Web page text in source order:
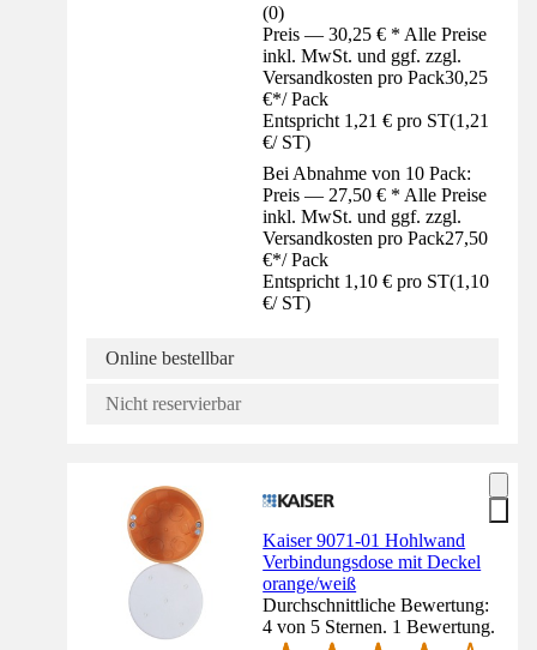
(0)
Preis — 30,25 € * Alle Preise
inkl. MwSt. und ggf. zzgl.
Versandkosten pro Pack30,25
€*/ Pack
Entspricht 1,21 € pro ST(1,21
€/ ST)
Bei Abnahme von 10 Pack:
Preis — 27,50 € * Alle Preise
inkl. MwSt. und ggf. zzgl.
Versandkosten pro Pack27,50
€*/ Pack
Entspricht 1,10 € pro ST(1,10
€/ ST)
Online bestellbar
Nicht reservierbar
Kaiser 9071-01 Hohlwand
Verbindungsdose mit Deckel
orange/weiß
Durchschnittliche Bewertung:
4 von 5 Sternen. 1 Bewertung.